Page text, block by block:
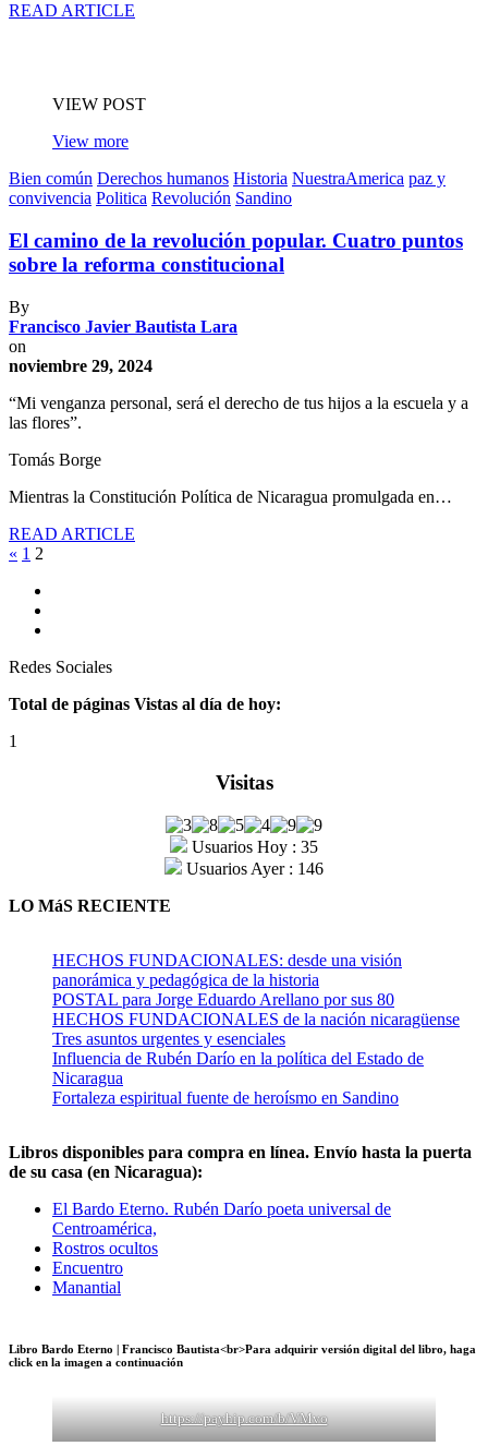
READ ARTICLE
VIEW POST
View more
Bien común Derechos humanos Historia NuestraAmerica paz y
convivencia Politica Revolución Sandino
El camino de la revolución popular. Cuatro puntos
sobre la reforma constitucional
By
Francisco Javier Bautista Lara
on
noviembre 29, 2024
“Mi venganza personal, será el derecho de tus hijos a la escuela y a
las flores”.
Tomás Borge
Mientras la Constitución Política de Nicaragua promulgada en…
READ ARTICLE
« 1 2
Redes Sociales
Total de páginas Vistas al día de hoy:
1
Visitas
Usuarios Hoy : 35
Usuarios Ayer : 146
LO MáS RECIENTE
HECHOS FUNDACIONALES: desde una visión
panorámica y pedagógica de la historia
POSTAL para Jorge Eduardo Arellano por sus 80
HECHOS FUNDACIONALES de la nación nicaragüense
Tres asuntos urgentes y esenciales
Influencia de Rubén Darío en la política del Estado de
Nicaragua
Fortaleza espiritual fuente de heroísmo en Sandino
Libros disponibles para compra en línea. Envío hasta la puerta
de su casa (en Nicaragua):
El Bardo Eterno. Rubén Darío poeta universal de
Centroamérica,
Rostros ocultos
Encuentro
Manantial
Libro Bardo Eterno | Francisco Bautista<br>Para adquirir versión digital del libro, haga
click en la imagen a continuación
https://payhip.com/b/VMvo